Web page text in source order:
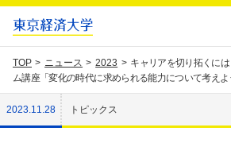
TOP ニュース 2023
キャリアを切り拓くに
ム講座「変化の時代に求められる能力について考え
2023.11.28 トピックス